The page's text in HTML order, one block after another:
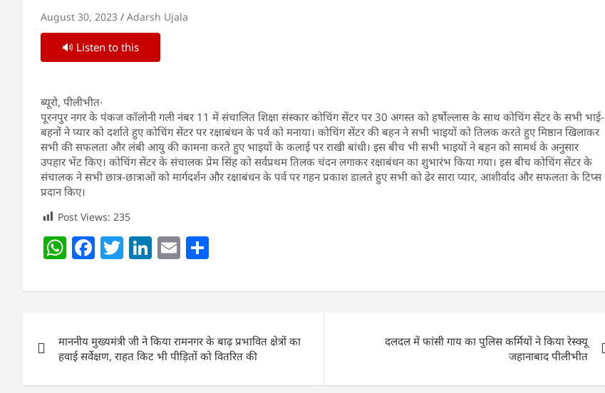
August 30, 2023 Adarsh Ujala
🔊 Listen to this
ब्यूरो, पीलीभीत·
पूरनपुर नगर के पंकज कॉलोनी गली नंबर 11 में संचालित शिक्षा संस्कार कोचिंग सेंटर पर 30 अगस्त को हर्षोल्लास के साथ कोचिंग सेंटर के सभी भाई-
बहनों ने प्यार को दर्शाते हुए कोचिंग सेंटर पर रक्षाबंधन के पर्व को मनाया। कोचिंग सेंटर की बहन ने सभी भाइयों को तिलक करते हुए मिष्ठान खिलाकर
सभी की सफलता और लंबी आयु की कामना करते हुए भाइयों के कलाई पर राखी बांधी। इस बीच भी सभी भाइयों ने बहन को सामर्थ के अनुसार
उपहार भेंट किए। कोचिंग सेंटर के संचालक प्रेम सिंह को सर्वप्रथम तिलक चंदन लगाकर रक्षाबंधन का शुभारंभ किया गया। इस बीच कोचिंग सेंटर के
संचालक ने सभी छात्र-छात्राओं को मार्गदर्शन और रक्षाबंधन के पर्व पर गहन प्रकाश डालते हुए सभी को ढेर सारा प्यार, आशीर्वाद और सफलता के टिप्स
प्रदान किए।
Post Views: 235
W
at
A
p
p
F
c
b
o
o
T
itt
Li
k
dI
n
E
ai ar
navigation
माननीय मुख्यमंत्री जी ने किया रामनगर के बाढ़ प्रभावित क्षेत्रों का
हवाई सर्वेक्षण, राहत किट भी पीड़ितों को वितरित की
दलदल में फांसी गाय का पुलिस कर्मियों ने किया रेस्क्यू
जहानाबाद पीलीभीत